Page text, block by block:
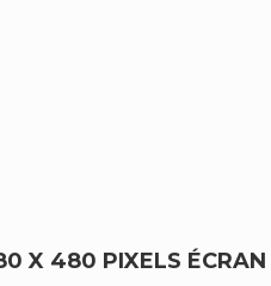
X 480 PIXELS